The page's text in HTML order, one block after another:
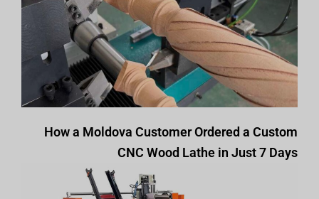
How a Moldova Customer Ordered a Custom
CNC Wood Lathe in Just 7 Days